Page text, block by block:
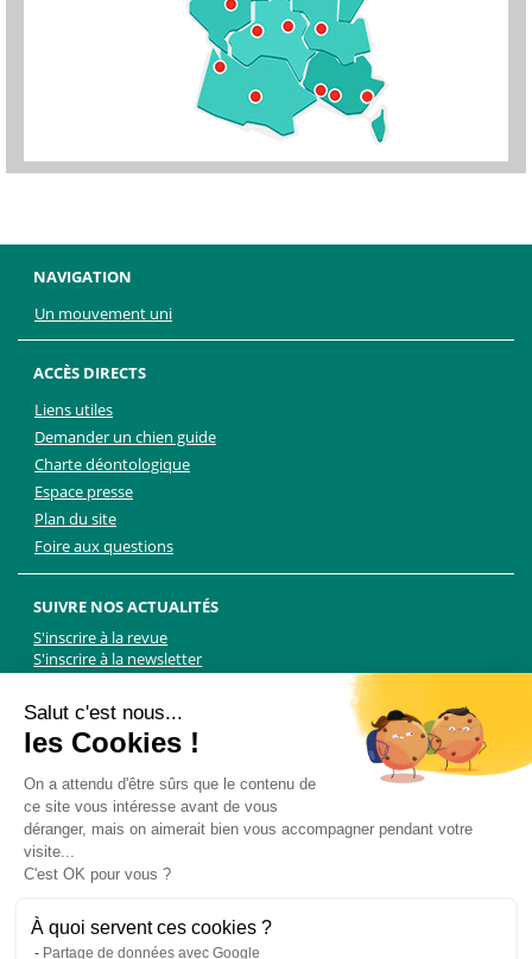
NAVIGATION
Un mouvement uni
ACCÈS DIRECTS
Liens utiles
Demander un chien guide
Charte déontologique
Espace presse
Plan du site
Foire aux questions
SUIVRE NOS ACTUALITÉS
S'inscrire à la revue
S'inscrire à la newsletter
TikTok
NOUS CONTACTER
Les Chiens Guides d'aveugles - FFAC
71 rue de Bagnolet, 75020 Paris
01 44 64 89 89
Formulaire de contact
Pour les demandes presse, contactez Martin Kolle :
martin.kolle@lobbycom.fr
Salut c'est nous...
les Cookies !
On a attendu d'être sûrs que le contenu de
ce site vous intéresse avant de vous
déranger, mais on aimerait bien vous accompagner pendant votre
visite...
C'est OK pour vous ?
À quoi servent ces cookies ?
Partage de données avec Google